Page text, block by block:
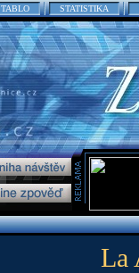
TABLO STATISTIKA
La